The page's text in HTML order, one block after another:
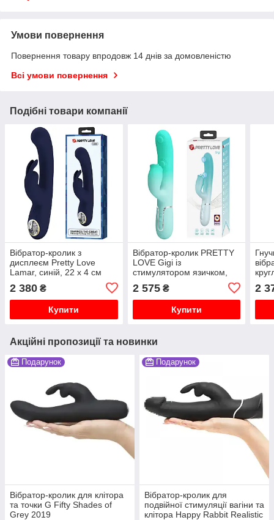
Умови повернення
Повернення товару впродовж 14 днів за домовленістю
Всі умови повернення
Подібні товари компанії
Вібратор-кролик з
дисплеєм Pretty Love
Lamar, синій, 22 х 4 см
2 380 ₴
Купити
Вібратор-кролик PRETTY
LOVE Gigi із
стимулятором язичком,
блакитний, 22.8 х 3.4 см
2 575₴
Купити
2
Акційні пропозиції та новинки
Подарунок
Вібратор-кролик для клітора
та точки G Fifty Shades of
Grey 2019
Подарунок
Вібратор-кролик для
подвійної стимуляції вагіни та
клітора Happy Rabbit Realistic